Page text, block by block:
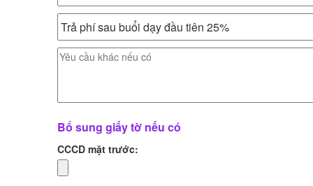
Bổ sung giấy tờ nếu có
CCCD mặt trước: